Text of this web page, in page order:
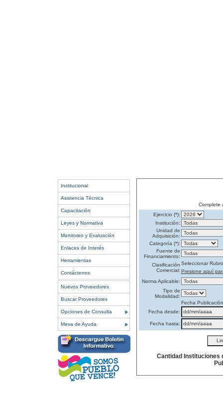
Institucional
Asistencia Técnica
Capacitación
Leyes y Normativa
Monitoreo y Evaluación
Enlaces de Interés
Herramientas
Contáctenos
Nuevos Proveedores
Buscar Proveedores
Opciones de Consulta
Mesa de Ayuda
Complete
Ejercicio (*):
Institución:
Unidad de
Adquisición:
Categoría (*):
Fuente de
Financiamiento:
Clasificación
Comercial:
Seleccionar Rubro
Presione aquí
Norma Aplicable:
Tipo de
Modalidad:
Fecha Publicación
Fecha desde:
Fecha hasta:
Cantidad Instituciones